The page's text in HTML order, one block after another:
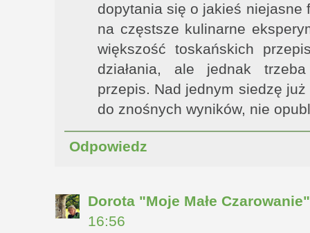
dopytania się o jakieś niejasne
na częstsze kulinarne
większość toskańskich
działania, ale jednak
przepis. Nad jednym siedzę
do znośnych wyników, nie
Odpowiedz
Dorota "Moje Małe
16:56